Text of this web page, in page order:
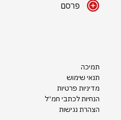
פרסם
תמיכה
תנאי שימוש
מדיניות פרטיות
הנחיות לכתבי חמ״ל
הצהרת נגישות